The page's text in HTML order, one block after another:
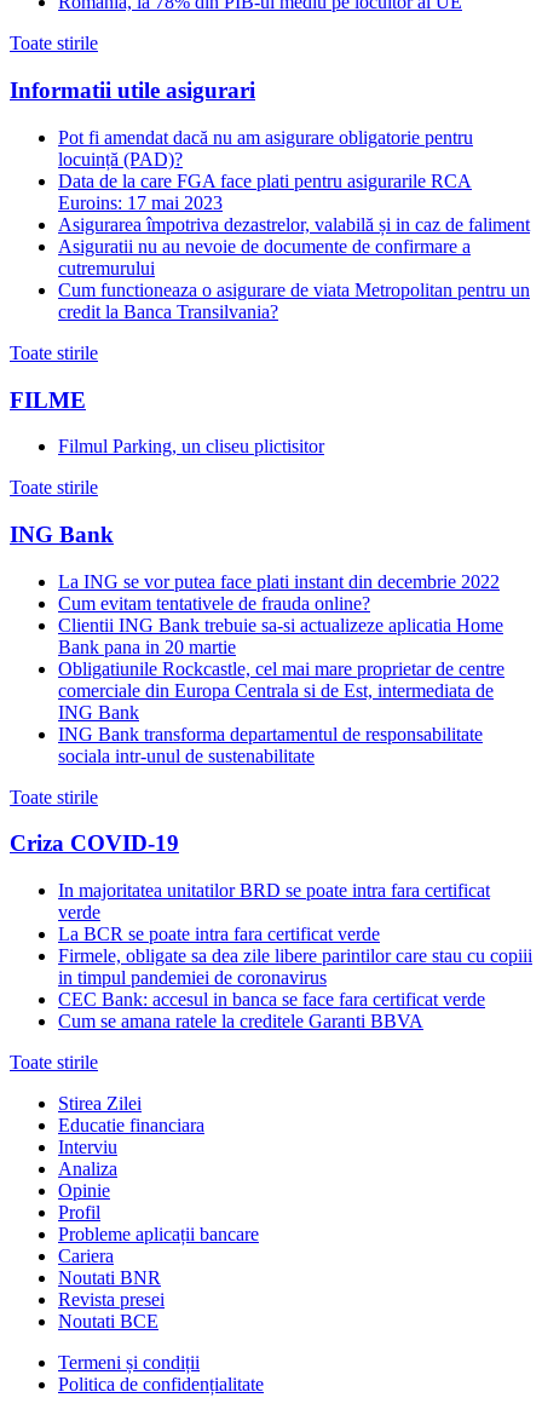
Toate stirile
Informatii utile asigurari
Pot fi amendat dacă nu am asigurare obligatorie pentru
locuință (PAD)?
Data de la care FGA face plati pentru asigurarile RCA
Euroins: 17 mai 2023
Asigurarea împotriva dezastrelor, valabilă și in caz de faliment
Asiguratii nu au nevoie de documente de confirmare a
cutremurului
Cum functioneaza o asigurare de viata Metropolitan pentru un
credit la Banca Transilvania?
Toate stirile
FILME
Filmul Parking, un cliseu plictisitor
Toate stirile
ING Bank
La ING se vor putea face plati instant din decembrie 2022
Cum evitam tentativele de frauda online?
Clientii ING Bank trebuie sa-si actualizeze aplicatia Home
Bank pana in 20 martie
Obligatiunile Rockcastle, cel mai mare proprietar de centre
comerciale din Europa Centrala si de Est, intermediata de
ING Bank
ING Bank transforma departamentul de responsabilitate
sociala intr-unul de sustenabilitate
Toate stirile
Criza COVID-19
In majoritatea unitatilor BRD se poate intra fara certificat
verde
La BCR se poate intra fara certificat verde
Firmele, obligate sa dea zile libere parintilor care stau cu copiii
in timpul pandemiei de coronavirus
CEC Bank: accesul in banca se face fara certificat verde
Cum se amana ratele la creditele Garanti BBVA
Toate stirile
Stirea Zilei
Educatie financiara
Interviu
Analiza
Opinie
Profil
Probleme aplicații bancare
Cariera
Noutati BNR
Revista presei
Noutati BCE
Termeni și condiții
Politica de confidențialitate